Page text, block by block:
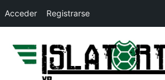
contenido
Acceder Registrarse